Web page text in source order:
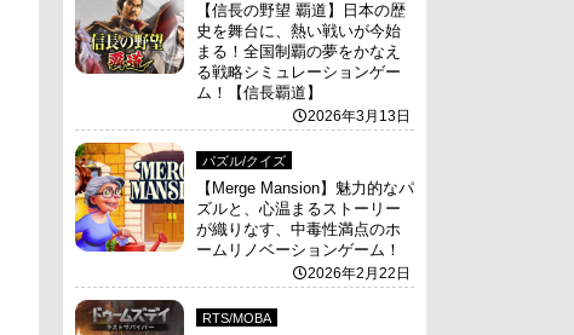
【信長の野望 覇道】日本の歴
史を舞台に、熱い戦いが今始
まる！全国制覇の夢をかなえ
る戦略シミュレーションゲー
ム！【信長覇道】
2026年3月13日
パズル/クイズ
【Merge Mansion】魅力的なパ
ズルと、心温まるストーリー
が織りなす、中毒性満点のホ
ームリノベーションゲーム！
2026年2月22日
RTS/MOBA